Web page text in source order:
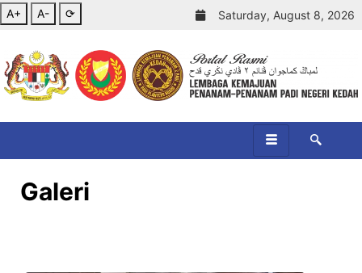
A+ A- ⟳ Saturday, August 8, 2026
Galeri